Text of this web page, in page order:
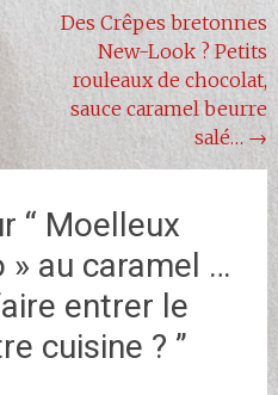
Des Crêpes bretonnes
New-Look ? Petits
rouleaux de chocolat,
sauce caramel beurre
salé… →
“ Moelleux
» au caramel …
entrer le
cuisine ? ”